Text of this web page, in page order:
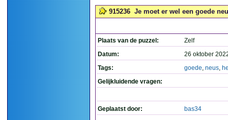
915236 Je moet er wel een goede
Plaats van de puzzel:
Zelf
Datum:
26 oktober
Tags:
goede, neus,
Gelijkluidende vragen:
Geplaatst door: bas34